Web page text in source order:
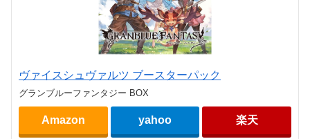
ヴァイスシュヴァルツ ブースターパック
グランブルーファンタジー BOX
Amazon yahoo 楽天